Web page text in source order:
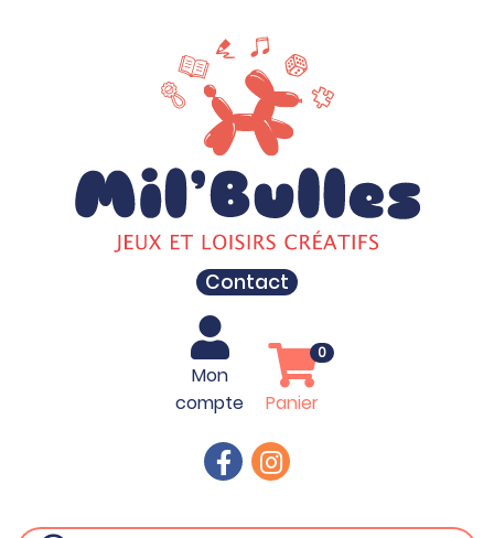
Contact
Mon
compte
Panier
0